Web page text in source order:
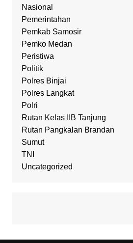
Nasional
Pemerintahan
Pemkab Samosir
Pemko Medan
Peristiwa
Politik
Polres Binjai
Polres Langkat
Polri
Rutan Kelas IIB Tanjung
Rutan Pangkalan Brandan
Sumut
TNI
Uncategorized